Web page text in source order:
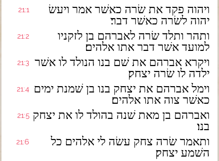
21:1
ויהוה פקד את שׂרה כאשׁר אמר ויעשׂ
יהוה לשׂרה כאשׁר דבר׃
21:2
ותהר ותלד שׂרה לאברהם בן לזקניו
למועד אשׁר דבר אתו אלהים׃
21:3
ויקרא אברהם את שׁם בנו הנולד לו אשׁר
ילדה לו שׂרה יצחק׃
21:4
וימל אברהם את יצחק בנו בן שׁמנת ימים
כאשׁר צוה אתו אלהים׃
21:5 ואברהם בן מאת שׁנה בהולד לו את יצחק
בנו׃
21:6
ותאמר שׂרה צחק עשׂה לי אלהים כל
השׁמע יצחק׃